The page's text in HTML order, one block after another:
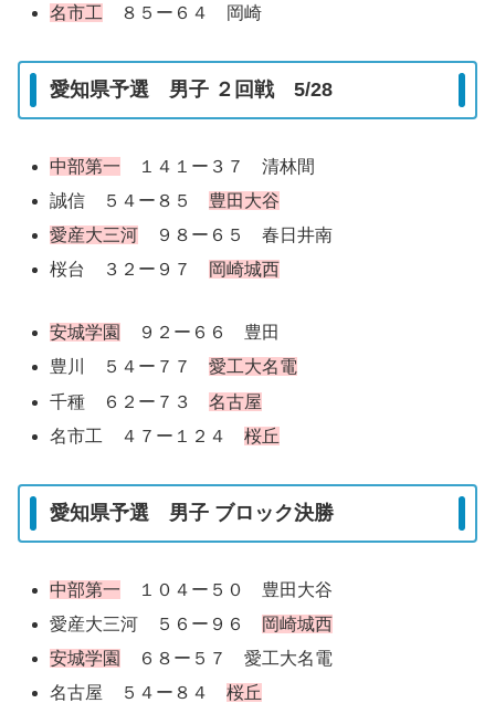
名市工
８５ー６４ 岡崎
愛知県予選 男子 ２回戦 5/28
中部第一 １４１ー３７ 清林間
誠信 ５４ー８５ 豊田大谷
愛産大三河 ９８ー６５ 春日井南
桜台 ３２ー９７
岡崎城西
安城学園
９２ー６６ 豊田
豊川 ５４ー７７愛工大名電
千種 ６２ー７３名古屋
名市工 ４７ー１２４桜丘
愛知県予選 男子 ブロック決勝
中部第一 １０４ー５０ 豊田大谷
愛産大三河 ５６ー９６
岡崎城西
安城学園
６８ー５７ 愛工大名電
名古屋 ５４ー８４桜丘